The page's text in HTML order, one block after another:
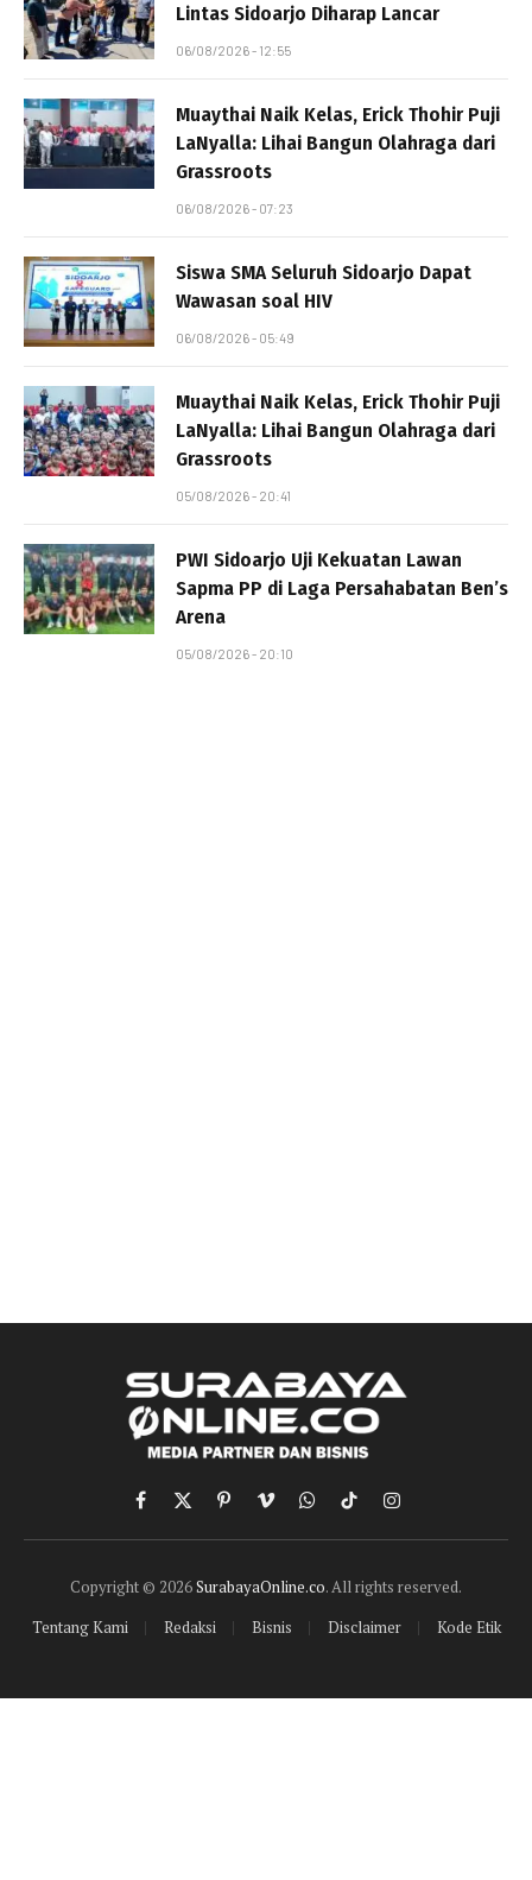
Lintas Sidoarjo Diharap Lancar
06/08/2026 - 12:55
Muaythai Naik Kelas, Erick Thohir Puji
LaNyalla: Lihai Bangun Olahraga dari
Grassroots
06/08/2026 - 07:23
Siswa SMA Seluruh Sidoarjo Dapat
Wawasan soal HIV
06/08/2026 - 05:49
Muaythai Naik Kelas, Erick Thohir Puji
LaNyalla: Lihai Bangun Olahraga dari
Grassroots
05/08/2026 - 20:41
PWI Sidoarjo Uji Kekuatan Lawan
Sapma PP di Laga Persahabatan Ben’s
Arena
05/08/2026 - 20:10
Facebook
X
(Twitter)
PinterestVimeoWhatsApp
TikTokInstagram
Copyright © 2026SurabayaOnline.co. All rights reserved.
Tentang Kami
Redaksi Bisnis Disclaimer Kode Etik